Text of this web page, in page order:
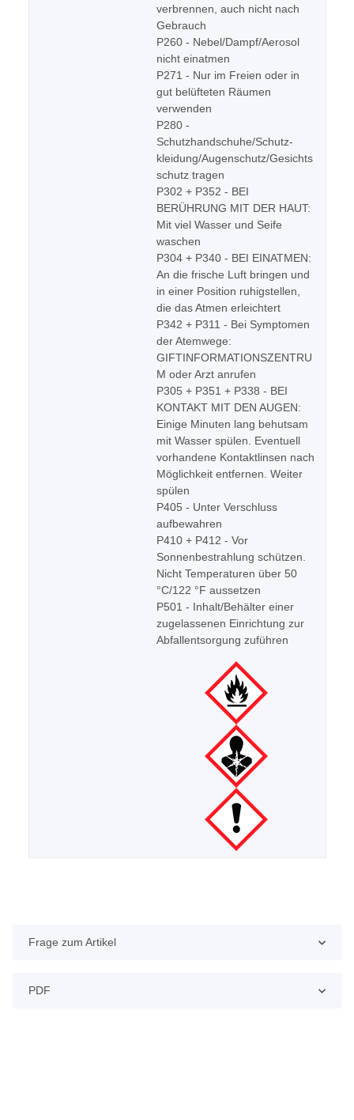
verbrennen, auch nicht nach
Gebrauch
P260 - Nebel/Dampf/Aerosol
nicht einatmen
P271 - Nur im Freien oder in
gut belüfteten Räumen
verwenden
P280 -
Schutzhandschuhe/Schutz-
kleidung/Augenschutz/Gesichts
schutz tragen
P302 + P352 - BEI
BERÜHRUNG MIT DER HAUT:
Mit viel Wasser und Seife
waschen
P304 + P340 - BEI EINATMEN:
An die frische Luft bringen und
in einer Position ruhigstellen,
die das Atmen erleichtert
P342 + P311 - Bei Symptomen
der Atemwege:
GIFTINFORMATIONSZENTRU
M oder Arzt anrufen
P305 + P351 + P338 - BEI
KONTAKT MIT DEN AUGEN:
Einige Minuten lang behutsam
mit Wasser spülen. Eventuell
vorhandene Kontaktlinsen nach
Möglichkeit entfernen. Weiter
spülen
P405 - Unter Verschluss
aufbewahren
P410 + P412 - Vor
Sonnenbestrahlung schützen.
Nicht Temperaturen über 50
°C/122 °F aussetzen
P501 - Inhalt/Behälter einer
zugelassenen Einrichtung zur
Abfallentsorgung zuführen
Frage zum Artikel
PDF